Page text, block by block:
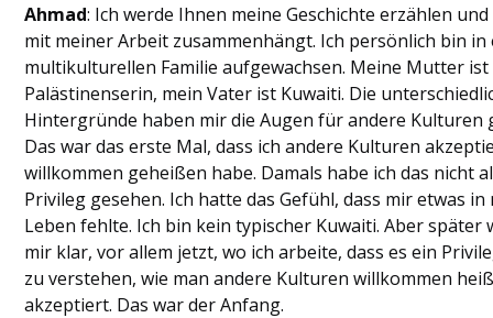
Ahmad: Ich werde Ihnen meine Geschichte erzählen
mit meiner Arbeit zusammenhängt. Ich persönlich bin in
multikulturellen Familie aufgewachsen. Meine Mutter ist
Palästinenserin, mein Vater ist Kuwaiti. Die
Hintergründe haben mir die Augen für andere Kulturen
Das war das erste Mal, dass ich andere Kulturen
willkommen geheißen habe. Damals habe ich das nicht
Privileg gesehen. Ich hatte das Gefühl, dass mir etwas in
Leben fehlte. Ich bin kein typischer Kuwaiti. Aber später
mir klar, vor allem jetzt, wo ich arbeite, dass es ein
zu verstehen, wie man andere Kulturen willkommen
akzeptiert. Das war der Anfang.